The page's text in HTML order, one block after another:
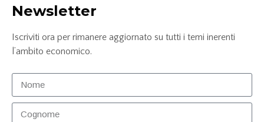
Le Fonti Awards a Palazzo Mezzanotte il 13 marzo
Newsletter
Iscriviti ora per rimanere aggiornato su tutti i temi inerenti
l’ambito economico.